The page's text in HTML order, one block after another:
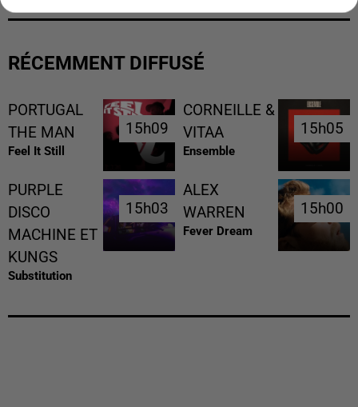
RÉCEMMENT DIFFUSÉ
PORTUGAL
THE MAN
Feel It Still
15h09
15h09
CORNEILLE &
VITAA
Ensemble
15h05
15h05
PURPLE
DISCO
MACHINE ET
KUNGS
Substitution
15h03
15h03
ALEX
WARREN
Fever Dream
15h00
15h00